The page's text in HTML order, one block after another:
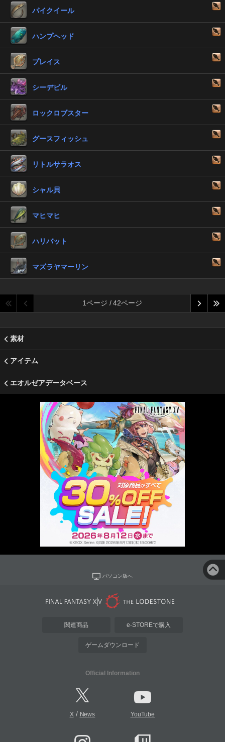
パイクイール
ハンプヘッド
プレイス
シーデビル
ロックロブスター
グースフィッシュ
リトルサラオス
シャル貝
マヒマヒ
ハリバット
マズラヤマーリン
1ページ / 42ページ
素材
アイテム
エオルゼアデータベース
パソコン版へ
関連商品 e-STOREで購入
ゲームダウンロード
Official Information
X/ News YouTube